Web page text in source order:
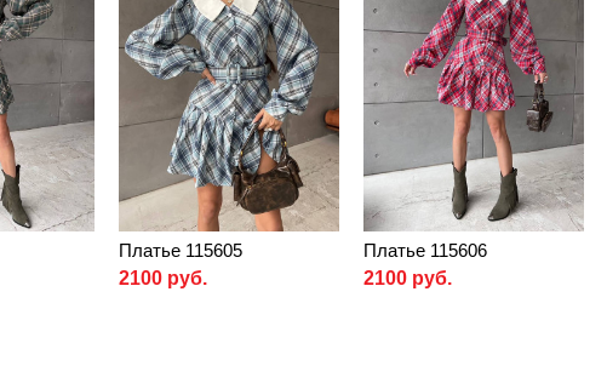
Платье 115605
2100 руб.
Платье 115606
2100 руб.